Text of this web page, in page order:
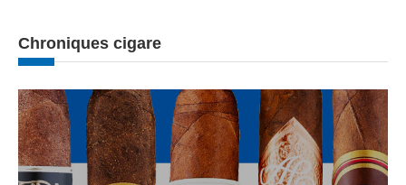
Chroniques cigare